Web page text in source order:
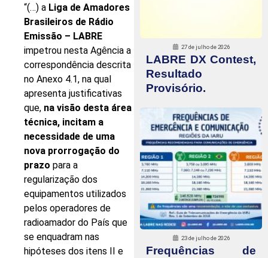
“(…) a Liga de Amadores
Brasileiros de Rádio
Emissão – LABRE
impetrou nesta Agência a
correspondência descrita
no Anexo 4.1, na qual
apresenta justificativas
que, na visão desta área
técnica, incitam a
necessidade de uma
nova prorrogação do
prazo para a
regularização dos
equipamentos utilizados
pelos operadores de
radioamador do País que
se enquadram nas
hipóteses dos itens II e
27 de julho de 2026
LABRE DX Contest,
Resultado
Provisório.
23 de julho de 2026
Frequências de